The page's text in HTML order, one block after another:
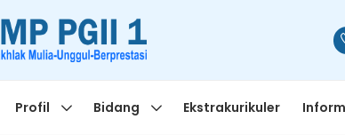
Profil Bidang Ekstrakurikuler